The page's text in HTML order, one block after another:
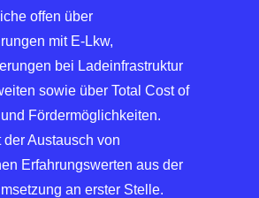
offen über
mit E-Lkw,
bei Ladeinfrastruktur
sowie über Total Cost of
Fördermöglichkeiten.
der Austausch von
Erfahrungswerten aus der
an erster Stelle.